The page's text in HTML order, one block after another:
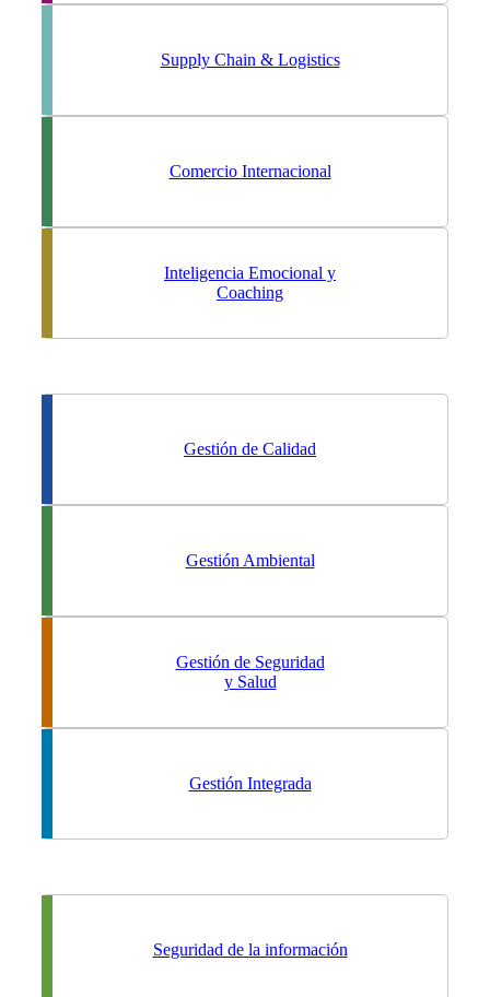
Supply Chain & Logistics
Comercio Internacional
Inteligencia Emocional y
Coaching
Gestión de Calidad
Gestión Ambiental
Gestión de Seguridad
y Salud
Gestión Integrada
Seguridad de la información